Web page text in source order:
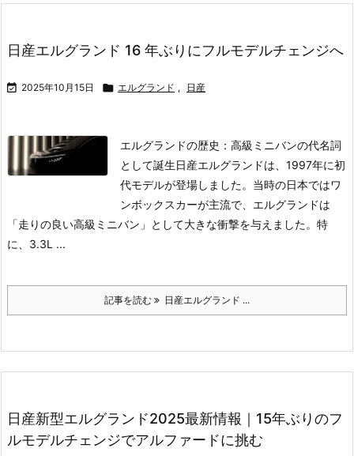
日産エルグランド 16 年ぶりにフルモデルチェンジへ
 2025年10月15日  エルグランド , 日産
エルグランドの歴史：高級ミニバンの代名詞
として誕生日産エルグランドは、1997年に初
代モデルが登場しました。当時の日本ではワ
ンボックスカーが主流で、エルグランドは
「走りの良い高級ミニバン」として大きな衝撃を与えました。特
に、3.3L ...
記事を読む 日産エルグランド ...
日産新型エルグランド2025最新情報｜15年ぶりのフ
ルモデルチェンジでアルファードに挑む